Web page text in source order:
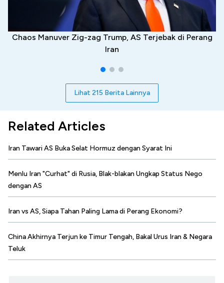
Chaos Manuver Zig-zag Trump, AS Terjebak di Perang
Iran
Lihat 215 Berita Lainnya
Related Articles
Iran Tawari AS Buka Selat Hormuz dengan Syarat Ini
Menlu Iran "Curhat" di Rusia, Blak-blakan Ungkap Status Nego
dengan AS
Iran vs AS, Siapa Tahan Paling Lama di Perang Ekonomi?
China Akhirnya Terjun ke Timur Tengah, Bakal Urus Iran & Negara
Teluk